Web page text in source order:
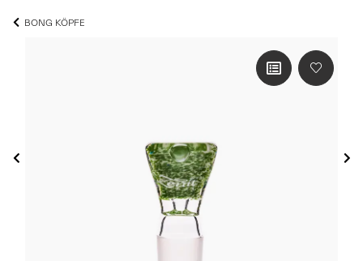
BONG KÖPFE